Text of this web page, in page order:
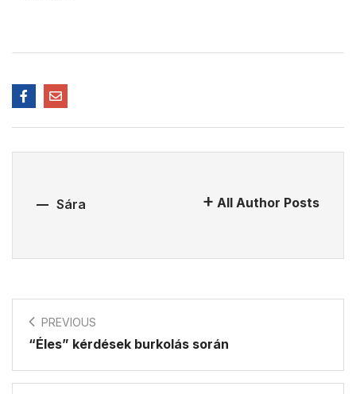
Sára All Author Posts
PREVIOUS
“Éles” kérdések burkolás során